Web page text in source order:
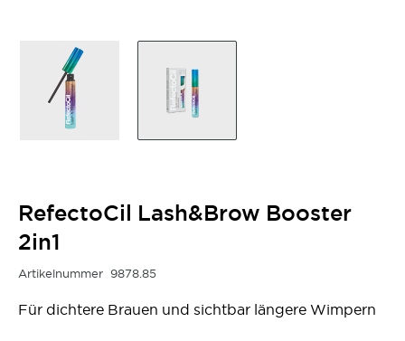
RefectoCil Lash&Brow Booster
2in1
Artikelnummer 9878.85
Für dichtere Brauen und sichtbar längere Wimpern